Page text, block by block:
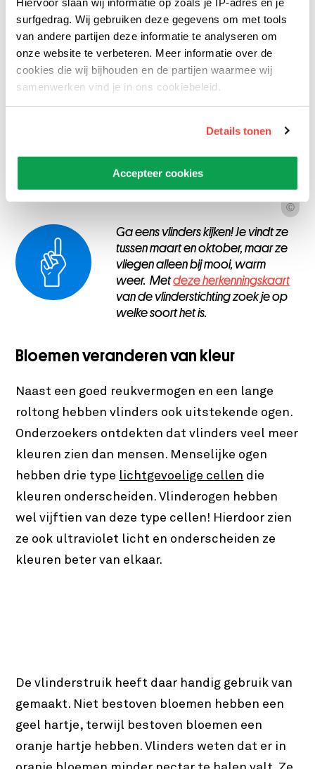
surfgedrag. Wij gebruiken deze gegevens om met tools
van andere partijen deze informatie te analyseren om
onze website te verbeteren. Meer informatie over de
cookies die wij bijhouden en de partijen waarmee wij
samenwerken vind je in ons cookiebeleid.
Details tonen
Accepteer cookies
Een vlinder drinkt met zijn roltong nectar van de
vlinderstruik. Welke vlinder is dit? Gebruik hiervoor de
zoekkaart van de vlinderstichting.
Ⓒ
Ga eens vlinders kijken! Je vindt ze
tussen maart en oktober, maar ze
vliegen alleen bij mooi, warm
weer. Metdeze herkenningskaart
van de vlinderstichting zoek je op
welke soort het is.
Bloemen veranderen van kleur
Naast een goed reukvermogen en een lange
roltong hebben vlinders ook uitstekende ogen.
Onderzoekers ontdekten dat vlinders veel meer
kleuren zien dan mensen. Menselijke ogen
hebben drie type lichtgevoelige cellen die
kleuren onderscheiden. Vlinderogen hebben
wel vijftien van deze type cellen! Hierdoor zien
ze ook ultraviolet licht en onderscheiden ze
kleuren beter van elkaar.
De vlinderstruik heeft daar handig gebruik van
gemaakt. Niet bestoven bloemen hebben een
geel hartje, terwijl bestoven bloemen een
oranje hartje hebben. Vlinders weten dat er in